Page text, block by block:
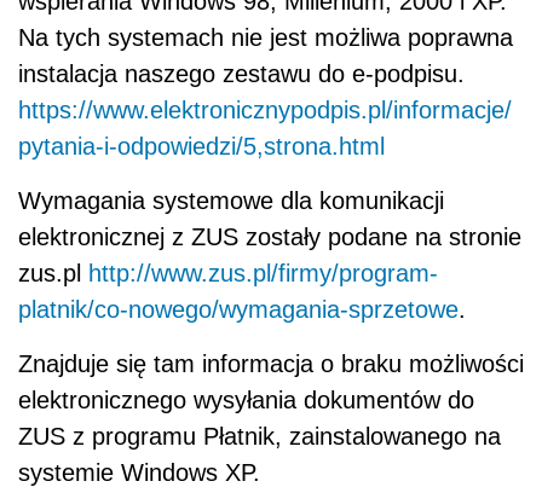
Na tych systemach nie jest możliwa poprawna
instalacja naszego zestawu do e-podpisu.
https://www.elektronicznypodpis.pl/informacje/
pytania-i-odpowiedzi/5,strona.html
Wymagania systemowe dla komunikacji
elektronicznej z ZUS zostały podane na stronie
zus.pl http://www.zus.pl/firmy/program-
platnik/co-nowego/wymagania-sprzetowe.
Znajduje się tam informacja o braku możliwości
elektronicznego wysyłania dokumentów do
ZUS z programu Płatnik, zainstalowanego na
systemie Windows XP.